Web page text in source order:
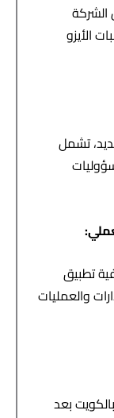
الشركة
الأيزو
تشمل
:
تطبيق
والعمليات
بعد